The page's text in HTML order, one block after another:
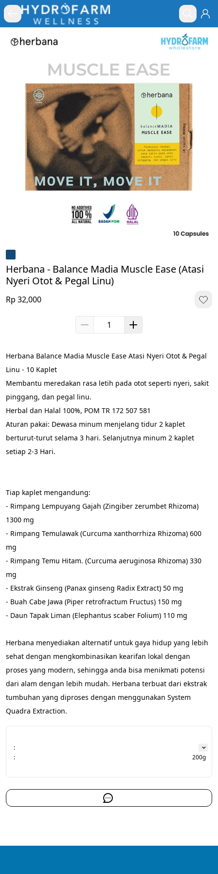
Herbana - Balance Madia Muscle Ease (Atasi
Nyeri Otot & Pegal Linu)
Rp 32,000
Herbana Balance Madia Muscle Ease Atasi Nyeri Otot & Pegal
Linu - 10 Kaplet
Membantu meredakan rasa letih pada otot seperti nyeri, sakit
pinggang, dan pegal linu.
Herbal dan Halal 100%, POM TR 172 507 581
Aturan pakai: Dewasa minum menjelang tidur 2 kaplet
berturut-turut selama 3 hari. Selanjutnya minum 2 kaplet
setiap 2-3 Hari.
Tiap kaplet mengandung:
- Rimpang Lempuyang Gajah (Zingiber zerumbet Rhizoma)
1300 mg
- Rimpang Temulawak (Curcuma xanthorrhiza Rhizoma) 600
mg
- Rimpang Temu Hitam. (Curcuma aeruginosa Rhizoma) 330
mg
- Ekstrak Ginseng (Panax ginseng Radix Extract) 50 mg
- Buah Cabe Jawa (Piper retrofractum Fructus) 150 mg
- Daun Tapak Liman (Elephantus scaber Folium) 110 mg
Herbana menyediakan alternatif untuk gaya hidup yang lebih
sehat dengan mengkombinasikan kearifan lokal dengan
proses yang modern, sehingga anda bisa menikmati potensi
dari alam dengan lebih mudah. Herbana terbuat dari ekstrak
tumbuhan yang diproses dengan menggunakan System
Quadra Extraction.
:
:
200g